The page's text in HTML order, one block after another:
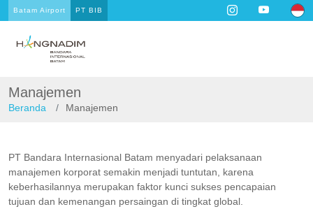
Batam Airport PT BIB
Manajemen
Beranda Manajemen
PT Bandara Internasional Batam menyadari pelaksanaan
manajemen korporat semakin menjadi tuntutan, karena
keberhasilannya merupakan faktor kunci sukses pencapaian
tujuan dan kemenangan persaingan di tingkat global.